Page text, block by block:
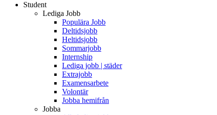
Student
Lediga Jobb
Populära Jobb
Deltidsjobb
Heltidsjobb
Sommarjobb
Internship
Lediga jobb | städer
Extrajobb
Examensarbete
Volontär
Jobba hemifrån
Jobba